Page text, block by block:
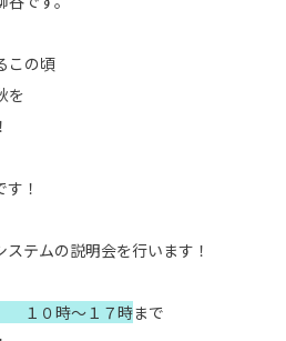
この頃
を
！
テムの説明会を行います！
１０時～１７時まで